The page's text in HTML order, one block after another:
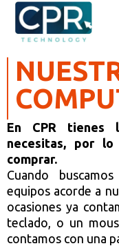
En CPR tienes
necesitas, por
comprar.
Cuando
equipos acorde a
ocasiones ya
teclado, o un
contamos con una